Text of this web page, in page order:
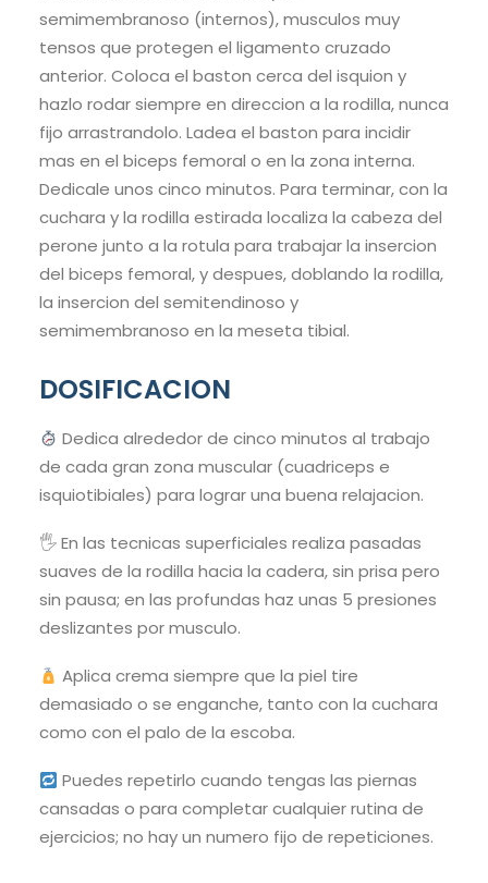
semimembranoso (internos), musculos muy
tensos que protegen el ligamento cruzado
anterior. Coloca el baston cerca del isquion y
hazlo rodar siempre en direccion a la rodilla, nunca
fijo arrastrandolo. Ladea el baston para incidir
mas en el biceps femoral o en la zona interna.
Dedicale unos cinco minutos. Para terminar, con la
cuchara y la rodilla estirada localiza la cabeza del
perone junto a la rotula para trabajar la insercion
del biceps femoral, y despues, doblando la rodilla,
la insercion del semitendinoso y
semimembranoso en la meseta tibial.
DOSIFICACION
Dedica alrededor de cinco minutos al trabajo
de cada gran zona muscular (cuadriceps e
isquiotibiales) para lograr una buena relajacion.
🖐️ En las tecnicas superficiales realiza pasadas
suaves de la rodilla hacia la cadera, sin prisa pero
sin pausa; en las profundas haz unas 5 presiones
deslizantes por musculo.
Aplica crema siempre que la piel tire
demasiado o se enganche, tanto con la cuchara
como con el palo de la escoba.
Puedes repetirlo cuando tengas las piernas
cansadas o para completar cualquier rutina de
ejercicios; no hay un numero fijo de repeticiones.